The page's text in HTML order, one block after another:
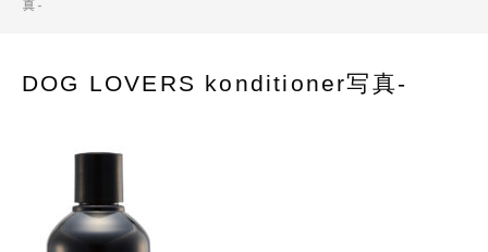
真-
DOG LOVERS konditioner写真-